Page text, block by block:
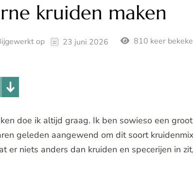
kruiden maken
op 23 juni 2026 810 keer
doe ik altijd graag. Ik ben sowieso een
geleden aangewend om dit soort
er niets anders dan kruiden en specerijen in